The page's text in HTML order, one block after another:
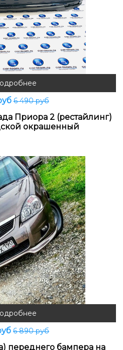
6 490 руб
Приора 2 (рестайлинг)
окрашенный
6 890 руб
переднего бампера на